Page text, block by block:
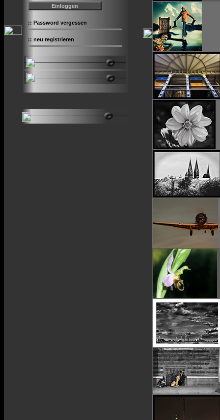
:: Password vergessen
:: neu registrieren